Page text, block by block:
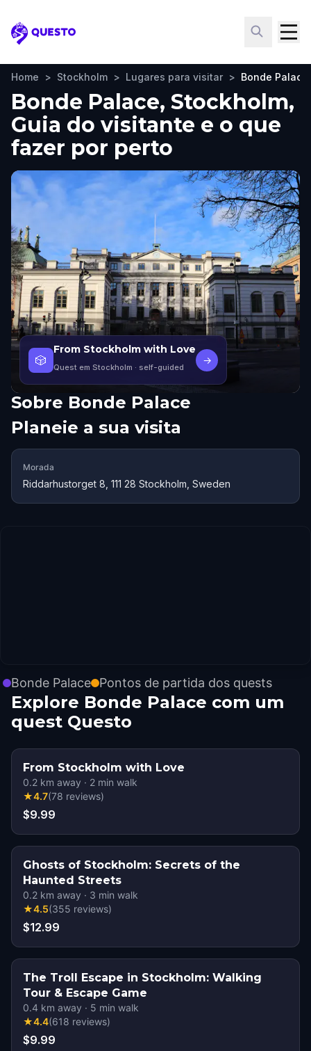
Questo
Home > Stockholm > Lugares para visitar > Bonde Palace
Bonde Palace, Stockholm,
Guia do visitante e o que
fazer por perto
🎲
From Stockholm with Love
Quest em Stockholm · self-guided
→
Sobre Bonde Palace
Planeie a sua visita
Morada
Riddarhustorget 8, 111 28 Stockholm, Sweden
Bonde Palace Pontos de partida dos quests
Explore Bonde Palace com um
quest Questo
From Stockholm with Love
0.2 km away · 2 min walk
★4.7(78 reviews)
$9.99
Ghosts of Stockholm: Secrets of the
Haunted Streets
0.2 km away · 3 min walk
★4.5(355 reviews)
$12.99
The Troll Escape in Stockholm: Walking
Tour & Escape Game
0.4 km away · 5 min walk
★4.4(618 reviews)
$9.99